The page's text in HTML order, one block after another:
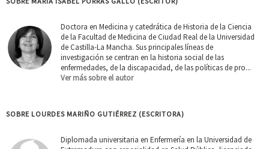
Doctora en Medicina y catedrática de Historia de la Ciencia
de la Facultad de Medicina de Ciudad Real de la Universidad
de Castilla-La Mancha. Sus principales líneas de
investigación se centran en la historia social de las
enfermedades, de la discapacidad, de las políticas de pro...
Ver más sobre el autor
SOBRE LOURDES MARIÑO GUTIÉRREZ (ESCRITORA)
Diplomada universitaria en Enfermería en la Universidad de